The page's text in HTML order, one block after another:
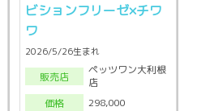
ビションフリーゼ×チワ
ワ
2026/5/26生まれ
販売店
ペッツワン大利根
店
価格
298,000